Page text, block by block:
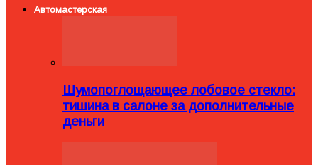
Автомастерская
Шумопоглощающее лобовое стекло:
тишина в салоне за дополнительные
деньги